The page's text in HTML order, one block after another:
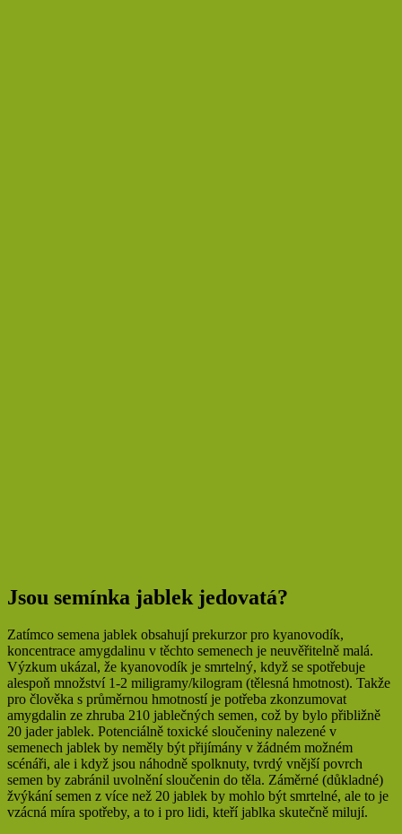
Jsou semínka jablek jedovatá?
Zatímco semena jablek obsahují prekurzor pro kyanovodík,
koncentrace amygdalinu v těchto semenech je neuvěřitelně malá.
Výzkum ukázal, že kyanovodík je smrtelný, když se spotřebuje
alespoň množství 1-2 miligramy/kilogram (tělesná hmotnost). Takže
pro člověka s průměrnou hmotností je potřeba zkonzumovat
amygdalin ze zhruba 210 jablečných semen, což by bylo přibližně
20 jader jablek. Potenciálně toxické sloučeniny nalezené v
semenech jablek by neměly být přijímány v žádném možném
scénáři, ale i když jsou náhodně spolknuty, tvrdý vnější povrch
semen by zabránil uvolnění sloučenin do těla. Záměrné (důkladné)
žvýkání semen z více než 20 jablek by mohlo být smrtelné, ale to je
vzácná míra spotřeby, a to i pro lidi, kteří jablka skutečně milují.